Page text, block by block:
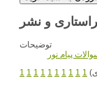
و نشر
توضیحات
پیام نور
1 1 1 1 1 1 1 1 1 1